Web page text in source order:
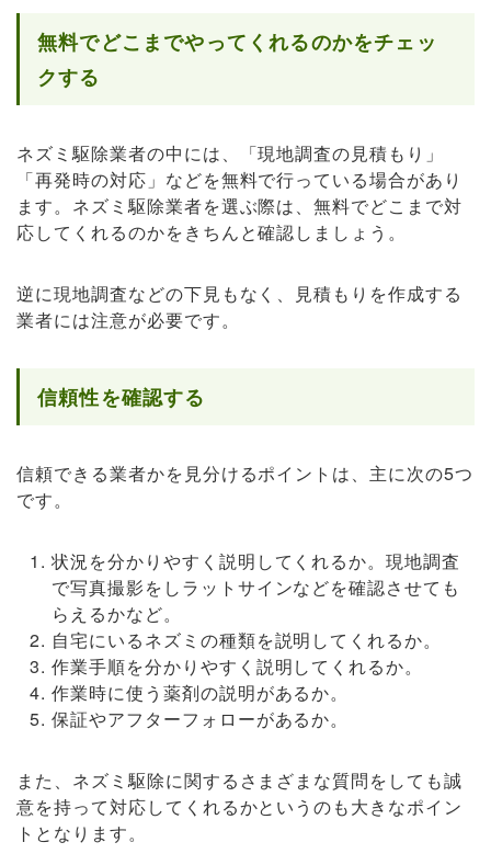
無料でどこまでやってくれるのかをチェッ
クする
ネズミ駆除業者の中には、「現地調査の見積もり」
「再発時の対応」などを無料で行っている場合があり
ます。ネズミ駆除業者を選ぶ際は、無料でどこまで対
応してくれるのかをきちんと確認しましょう。
逆に現地調査などの下見もなく、見積もりを作成する
業者には注意が必要です。
信頼性を確認する
信頼できる業者かを見分けるポイントは、主に次の5つ
です。
状況を分かりやすく説明してくれるか。現地調査
で写真撮影をしラットサインなどを確認させても
らえるかなど。
自宅にいるネズミの種類を説明してくれるか。
作業手順を分かりやすく説明してくれるか。
作業時に使う薬剤の説明があるか。
保証やアフターフォローがあるか。
また、ネズミ駆除に関するさまざまな質問をしても誠
意を持って対応してくれるかというのも大きなポイン
トとなります。